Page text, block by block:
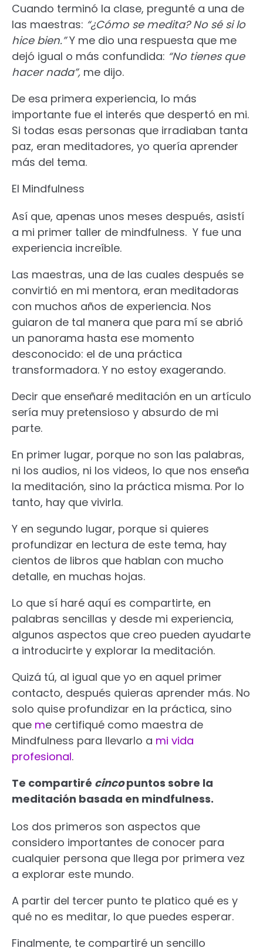
Cuando terminó la clase, pregunté a una de
las maestras: “¿Cómo se medita? No sé si lo
hice bien.”Y me dio una respuesta que me
dejó igual o más confundida: “No tienes que
hacer nada”, me dijo.
De esa primera experiencia, lo más
importante fue el interés que despertó en mi.
Si todas esas personas que irradiaban tanta
paz, eran meditadores, yo quería aprender
más del tema.
El Mindfulness
Así que, apenas unos meses después, asistí
a mi primer taller de mindfulness. Y fue una
experiencia increíble.
Las maestras, una de las cuales después se
convirtió en mi mentora, eran meditadoras
con muchos años de experiencia. Nos
guiaron de tal manera que para mí se abrió
un panorama hasta ese momento
desconocido: el de una práctica
transformadora. Y no estoy exagerando.
Decir que enseñaré meditación en un artículo
sería muy pretensioso y absurdo de mi
parte.
En primer lugar, porque no son las palabras,
ni los audios, ni los videos, lo que nos enseña
la meditación, sino la práctica misma. Por lo
tanto, hay que vivirla.
Y en segundo lugar, porque si quieres
profundizar en lectura de este tema, hay
cientos de libros que hablan con mucho
detalle, en muchas hojas.
Lo que sí haré aquí es compartirte, en
palabras sencillas y desde mi experiencia,
algunos aspectos que creo pueden ayudarte
a introducirte y explorar la meditación.
Quizá tú, al igual que yo en aquel primer
contacto, después quieras aprender más. No
solo quise profundizar en la práctica, sino
que me certifiqué como maestra de
Mindfulness para llevarlo a mi vida
profesional.
Te compartiré cincopuntos sobre la
meditación basada en mindfulness.
Los dos primeros son aspectos que
considero importantes de conocer para
cualquier persona que llega por primera vez
a explorar este mundo.
A partir del tercer punto te platico qué es y
qué no es meditar, lo que puedes esperar.
Finalmente, te compartiré un sencillo